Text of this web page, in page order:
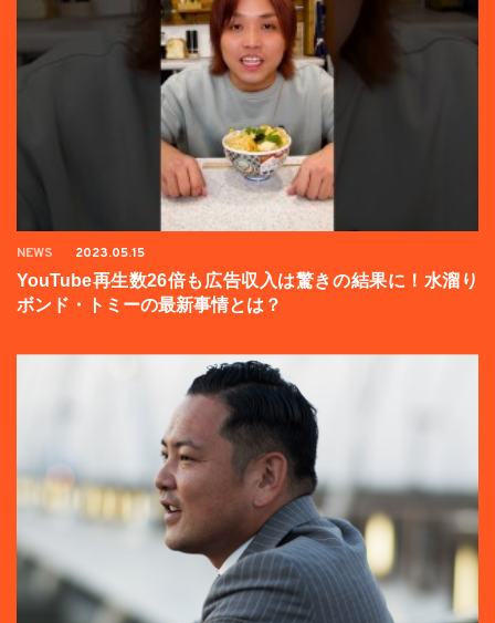
NEWS 2023.05.15
YouTube再生数26倍も広告収入は驚きの結果に！水溜り
ボンド・トミーの最新事情とは？